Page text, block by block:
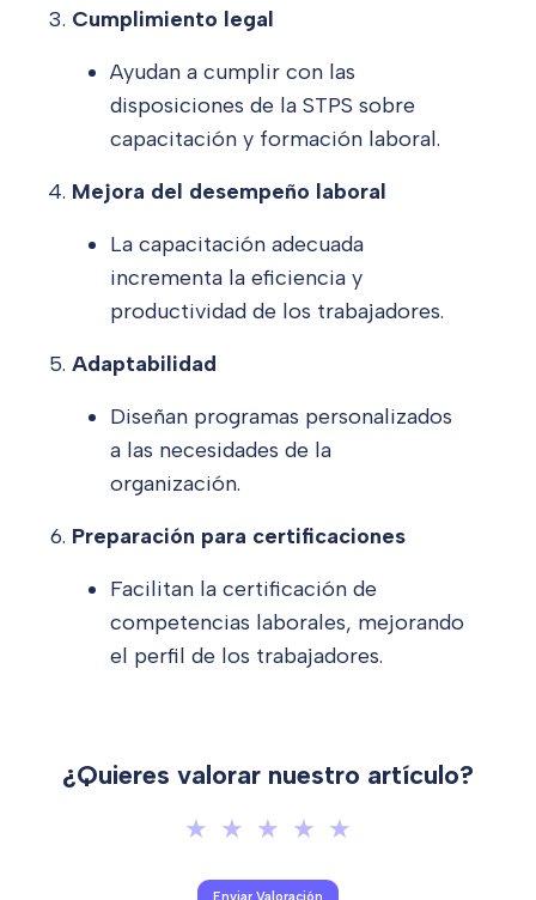
Cumplimiento legal
Ayudan a cumplir con las
disposiciones de la STPS sobre
capacitación y formación laboral.
Mejora del desempeño laboral
La capacitación adecuada
incrementa la eficiencia y
productividad de los trabajadores.
Adaptabilidad
Diseñan programas personalizados
a las necesidades de la
organización.
Preparación para certificaciones
Facilitan la certificación de
competencias laborales, mejorando
el perfil de los trabajadores.
¿Quieres valorar nuestro artículo?